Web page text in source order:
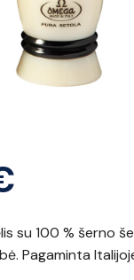
su 100 % šerno
Pagaminta